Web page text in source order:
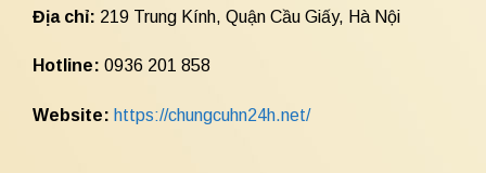
Địa chỉ: 219 Trung Kính, Quận Cầu Giấy, Hà Nội
Hotline: 0936 201 858
Website: https://chungcuhn24h.net/